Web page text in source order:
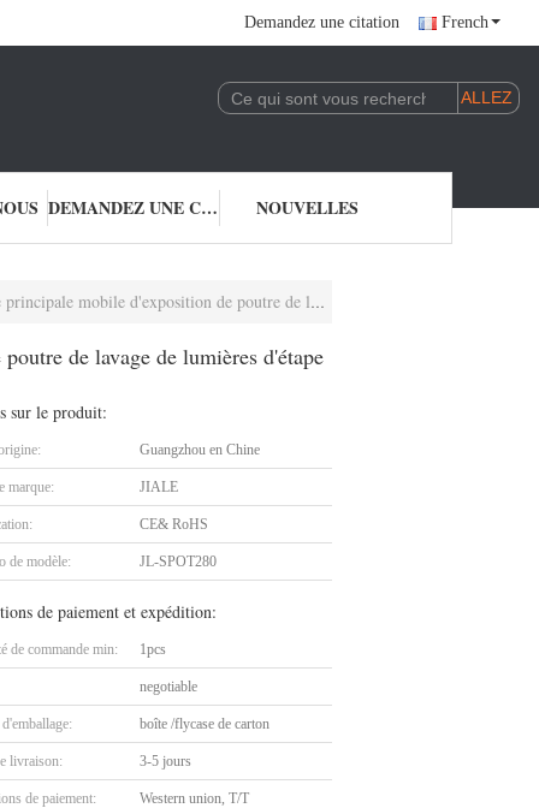
Demandez une citation French
DEMANDEZ UNE CITATION NOUVELLES
de poutre de lavage de lumières d'étape s'allume
de lavage de lumières d'étape
sur le produit:
Guangzhou en Chine
marque: JIALE
CE& RoHS
de modèle: JL-SPOT280
de paiement et expédition:
de commande min: 1pcs
negotiable
boîte /flycase de carton
livraison: 3-5 jours
de paiement: Western union, T/T